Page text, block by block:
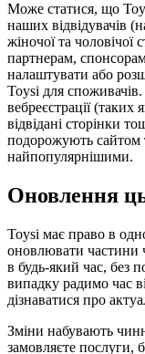
Може статися, що
наших відвідувачів
жіночої та чоловічої
партнерам,
налаштувати або
Toysi для
вебреєстрації (таких
відвідані сторінки
подорожують сайтом
найпопулярнішими.
Оновлення
Toysi має право в
оновлювати частини
в будь-який час, без
випадку радимо час
дізнаватися про
Зміни набувають
замовляєте послуги,